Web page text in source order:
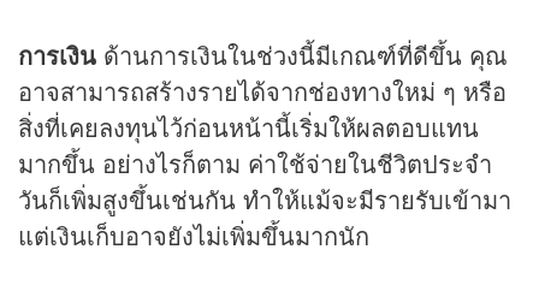
การเงิน ด้านการเงินในช่วงนี้มีเกณฑ์ที่ดีขึ้น คุณ
อาจสามารถสร้างรายได้จากช่องทางใหม่ ๆ หรือ
สิ่งที่เคยลงทุนไว้ก่อนหน้านี้เริ่มให้ผลตอบแทน
มากขึ้น อย่างไรก็ตาม ค่าใช้จ่ายในชีวิตประจำ
วันก็เพิ่มสูงขึ้นเช่นกัน ทำให้แม้จะมีรายรับเข้ามา
แต่เงินเก็บอาจยังไม่เพิ่มขึ้นมากนัก